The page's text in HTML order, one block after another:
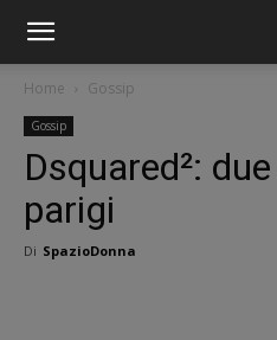
Home Gossip
Gossip
Dsquared²:
parigi
Di SpazioDonna